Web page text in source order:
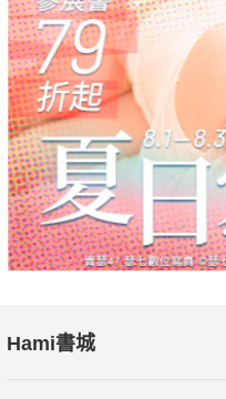
書店老闆A. J.將探索這句話
Hami書城